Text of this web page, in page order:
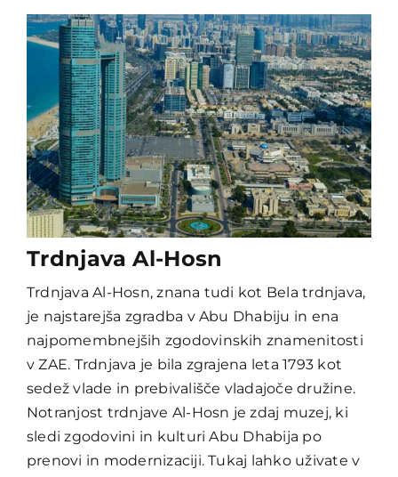
Trdnjava Al-Hosn
Trdnjava Al-Hosn, znana tudi kot Bela trdnjava,
je najstarejša zgradba v Abu Dhabiju in ena
najpomembnejših zgodovinskih znamenitosti
v ZAE. Trdnjava je bila zgrajena leta 1793 kot
sedež vlade in prebivališče vladajoče družine.
Notranjost trdnjave Al-Hosn je zdaj muzej, ki
sledi zgodovini in kulturi Abu Dhabija po
prenovi in modernizaciji. Tukaj lahko uživate v